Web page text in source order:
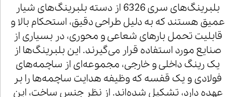
بلبرینگ‌های سری 6326 از دسته بلبرینگ‌های شیار
عمیق هستند که به دلیل طراحی دقیق، استحکام بالا و
قابلیت تحمل بارهای شعاعی و محوری، در بسیاری از
صنایع مورد استفاده قرار می‌گیرند. این بلبرینگ‌ها از
یک رینگ داخلی و خارجی، مجموعه‌ای از ساچمه‌های
فولادی و یک قفسه که وظیفه هدایت ساچمه‌ها را بر
عهده دارد، تشکیل شده‌اند. از نظر جنس ساخت، این